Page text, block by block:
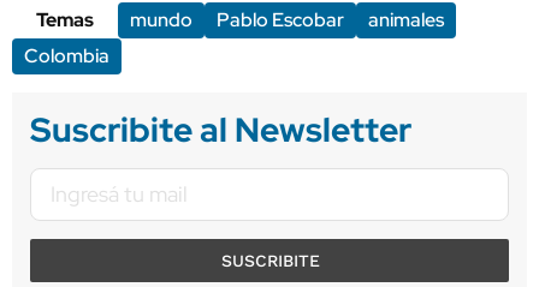
Temas mundo Pablo Escobar
animales
Colombia
Suscribite al Newsletter
SUSCRIBITE